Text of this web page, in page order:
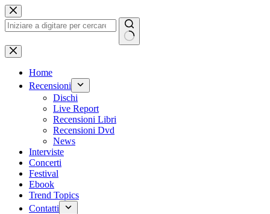
Salta
al
contenuto
Nessun
risultato
Home
Recensioni
Dischi
Live Report
Recensioni Libri
Recensioni Dvd
News
Interviste
Concerti
Festival
Ebook
Trend Topics
Contatti